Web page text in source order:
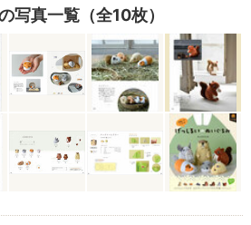
写真一覧（全10枚）